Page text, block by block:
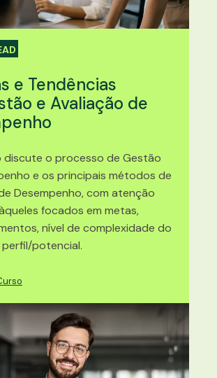
e Tendências
e Avaliação de
discute o processo de Gestão
e os principais métodos de
Desempenho, com atenção
focados em metas,
nível de complexidade do
potencial.